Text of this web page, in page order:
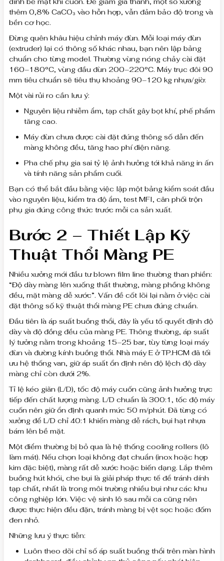
thêm 0,8% CaCO₃ vào hỗn hợp, vẫn đảm bảo độ trong và
bền cơ học.
Đừng quên khâu hiệu chỉnh máy đùn. Mỗi loại máy đùn
(extruder) lại có thông số khác nhau, bạn nên lập bảng
chuẩn cho từng model. Thường vùng nóng chảy cài đặt
160–180°C, vùng đầu đùn 200–220°C. Máy trục đôi 90
mm tiêu chuẩn sẽ tiêu thụ khoảng 90–120 kg nhựa/giờ.
Một vài rủi ro cần lưu ý:
Nguyên liệu nhiễm ẩm, tạp chất gây bọt khí, phế phẩm
tăng cao.
Máy đùn chưa được cài đặt đúng thông số dẫn đến
màng không đều, tăng hao phí điện năng.
Pha chế phụ gia sai tỷ lệ ảnh hưởng tới khả năng in ấn
và tính năng sản phẩm cuối.
Bạn có thể bắt đầu bằng việc lập một bảng kiểm soát đầu
vào nguyên liệu, kiểm tra độ ẩm, test MFI, cân phối trộn
phụ gia đúng công thức trước mỗi ca sản xuất.
Bước 2 – Thiết Lập Kỹ
Thuật Thổi Màng PE
Nhiều xưởng mới đầu tư blown film line thường than phiền:
“Độ dày màng lên xuống thất thường, màng phồng không
đều, mặt màng dễ xước”. Vấn đề cốt lõi lại nằm ở việc cài
đặt thông số kỹ thuật thổi màng PE chưa đúng chuẩn.
Đầu tiên là áp suất buồng thổi, đây là yếu tố quyết định độ
dày và độ đồng đều của màng PE. Thông thường, áp suất
lý tưởng nằm trong khoảng 15–25 bar, tùy từng loại máy
đùn và đường kính buồng thổi. Nhà máy E ở TP.HCM đã tối
ưu hệ thống van, giữ áp suất ổn định nên độ lệch độ dày
màng chỉ còn dưới 2%.
Tỉ lệ kéo giãn (L/D), tốc độ máy cuốn cũng ảnh hưởng trực
tiếp đến chất lượng màng. L/D chuẩn là 300:1, tốc độ máy
cuốn nên giữ ổn định quanh mức 50 m/phút. Đã từng có
xưởng để L/D chỉ 40:1 khiến màng dễ rách, bụi hạt nhựa
bám lên bề mặt.
Một điểm thường bị bỏ qua là hệ thống cooling rollers (lô
làm mát). Nếu chọn loại không đạt chuẩn (inox hoặc hợp
kim đặc biệt), màng rất dễ xước hoặc biến dạng. Lắp thêm
buồng hút khói, che bụi là giải pháp thực tế để tránh dính
tạp chất, nhất là trong môi trường nhiều bụi như các khu
công nghiệp lớn. Việc vệ sinh lô sau mỗi ca cũng nên
được thực hiện đều đặn, tránh màng bị vệt sọc hoặc đốm
đen nhỏ.
Những lưu ý thực tiễn:
Luôn theo dõi chỉ số áp suất buồng thổi trên màn hình